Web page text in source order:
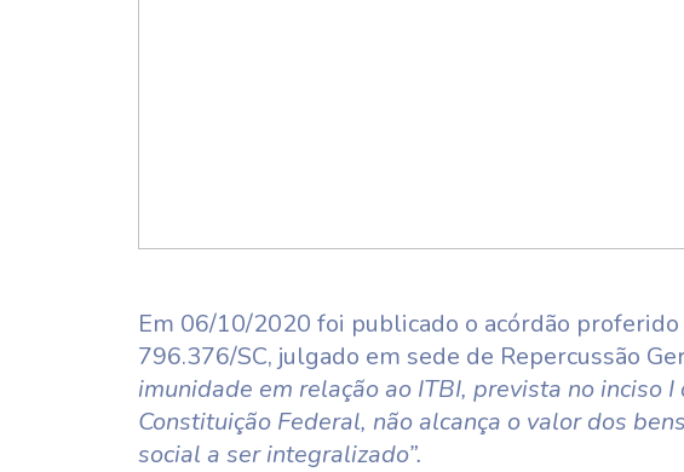
Em 06/10/2020 foi publicado o acórdão proferido
796.376/SC, julgado em sede de Repercussão
imunidade em relação ao ITBI, prevista no inciso
Constituição Federal, não alcança o valor dos
social a ser integralizado”.